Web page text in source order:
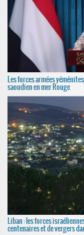
Les forces armées
saoudien en mer Rouge
Liban : les forces
centenaires et de vergers